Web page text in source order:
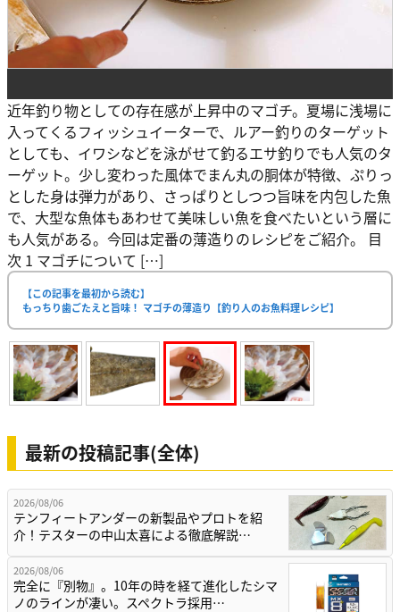
近年釣り物としての存在感が上昇中のマゴチ。夏場に浅場に
入ってくるフィッシュイーターで、ルアー釣りのターゲット
としても、イワシなどを泳がせて釣るエサ釣りでも人気のタ
ーゲット。少し変わった風体でまん丸の胴体が特徴、ぷりっ
とした身は弾力があり、さっぱりとしつつ旨味を内包した魚
で、大型な魚体もあわせて美味しい魚を食べたいという層に
も人気がある。今回は定番の薄造りのレシピをご紹介。 目
次 1 マゴチについて […]
【この記事を最初から読む】
もっちり歯ごたえと旨味！ マゴチの薄造り【釣り人のお魚料理レシピ】
最新の投稿記事(全体)
2026/08/06
テンフィートアンダーの新製品やプロトを紹
介！テスターの中山太喜による徹底解説…
2026/08/06
完全に『別物』。10年の時を経て進化したシマ
ノのラインが凄い。スペクトラ採用…